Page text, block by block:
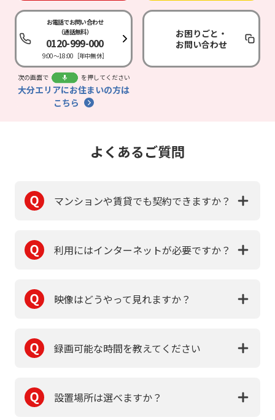
お電話でお問い合わせ
（通話無料）
0120-999-000
9:00～18:00［年中無休］
次の画面で を押してください
大分エリアにお住まいの方は
こちら
お困りごと・
お問い合わせ
よくあるご質問
マンションや賃貸でも契約できますか？
利用にはインターネットが必要ですか？
映像はどうやって見れますか？
録画可能な時間を教えてください
設置場所は選べますか？